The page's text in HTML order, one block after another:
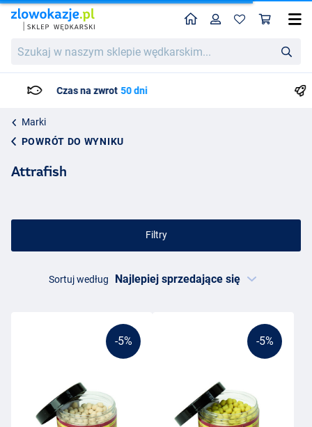
w
wędkarskim...
HomeProfil
Czas dostawy: Maks. 3 do 4 dni roboczych
Marki
POWRÓT DO WYNIKU
Attrafish
Filtry
Sortuj według
-5% -5%